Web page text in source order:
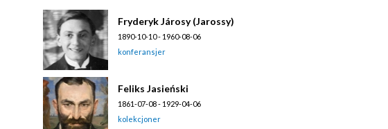
Fryderyk Járosy (Jarossy)
1890-10-10 - 1960-08-06
konferansjer
Feliks Jasieński
1861-07-08 - 1929-04-06
kolekcjoner